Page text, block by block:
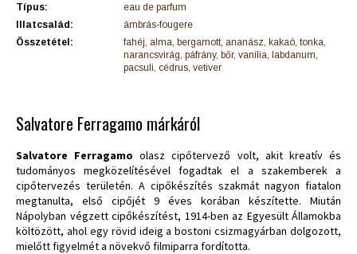
Típus:
eau de parfum
Illatcsalád:
ámbrás-fougere
Összetétel:
fahéj, alma, bergamott, ananász, kakaó, tonka,
narancsvirág, páfrány, bőr, vanília, labdanum,
pacsuli, cédrus, vetiver
Salvatore Ferragamo márkáról
Salvatore Ferragamo olasz cipőtervező volt, akit kreatív és
tudományos megközelítésével fogadtak el a szakemberek a
cipőtervezés területén. A cipőkészítés szakmát nagyon fiatalon
megtanulta, első cipőjét 9 éves korában készítette. Miután
Nápolyban végzett cipőkészítést, 1914-ben az Egyesült Államokba
költözött, ahol egy rövid ideig a bostoni csizmagyárban dolgozott,
mielőtt figyelmét a növekvő filmiparra fordította.